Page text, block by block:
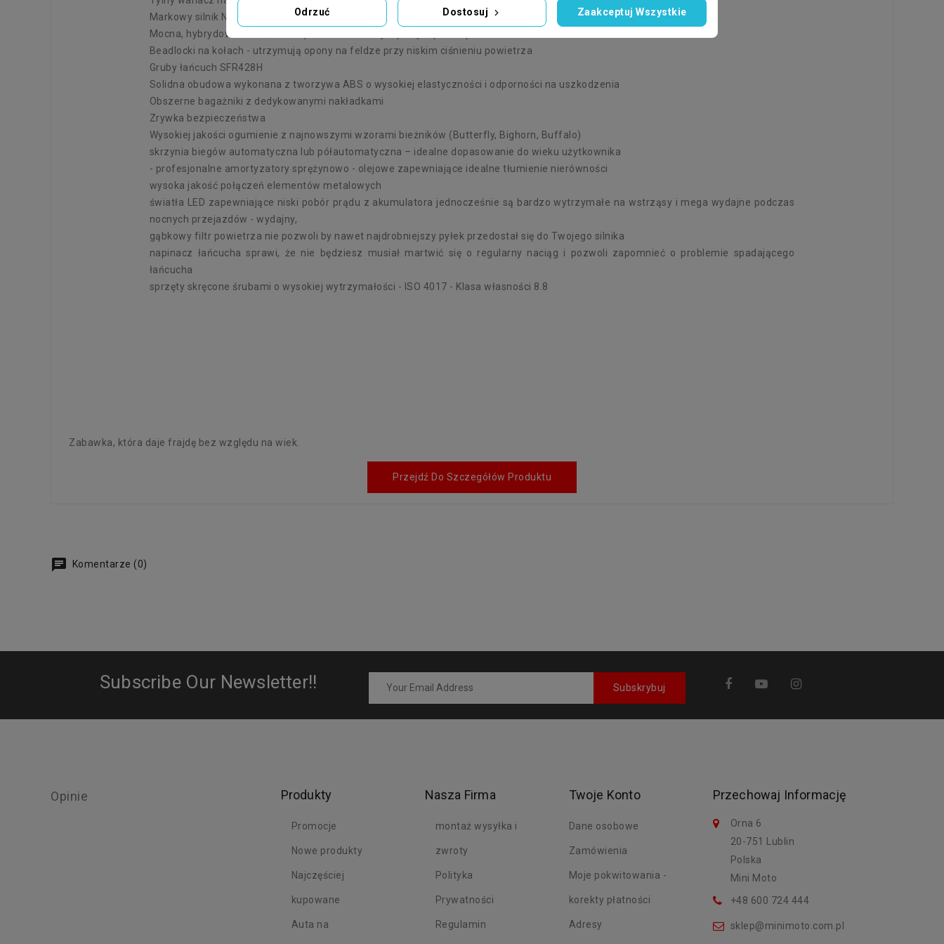
Markowy silnik NITRO-MOTORS 4T - rekonstrukcja silnika Honda CUB
Mocna, hybrydowa rama, która sprosta nawet największym przeciążeniom
Beadlocki na kołach - utrzymują opony na feldze przy niskim ciśnieniu powietrza
Gruby łańcuch SFR428H
Solidna obudowa wykonana z tworzywa ABS o wysokiej elastyczności i odporności na uszkodzenia
Obszerne bagażniki z dedykowanymi nakładkami
Zrywka bezpieczeństwa
Wysokiej jakości ogumienie z najnowszymi wzorami bieżników (Butterfly, Bighorn, Buffalo)
skrzynia biegów automatyczna lub półautomatyczna – idealne dopasowanie do wieku użytkownika
- profesjonalne amortyzatory sprężynowo - olejowe zapewniające idealne tłumienie nierówności
wysoka jakość połączeń elementów metalowych
światła LED zapewniające niski pobór prądu z akumulatora jednocześnie są bardzo wytrzymałe na wstrząsy i mega wydajne podczas
nocnych przejazdów - wydajny,
gąbkowy filtr powietrza nie pozwoli by nawet najdrobniejszy pyłek przedostał się do Twojego silnika
napinacz łańcucha sprawi, że nie będziesz musiał martwić się o regularny naciąg i pozwoli zapomnieć o problemie spadającego
łańcucha
sprzęty skręcone śrubami o wysokiej wytrzymałości - ISO 4017 - Klasa własności 8.8
Zabawka, która daje frajdę bez względu na wiek.
Przejdź Do Szczegółów Produktu
Komentarze (0)
Subscribe Our Newsletter!!
Opinie Produkty
Promocje
Nowe produkty
Najczęściej
kupowane
Auta na
Nasza Firma
montaż wysyłka i
zwroty
Polityka
Prywatności
Regulamin
Twoje Konto
Dane osobowe
Zamówienia
Moje pokwitowania -
korekty płatności
Adresy
Przechowaj Informację
Orna 6
20-751 Lublin
Polska
Mini Moto
+48 600 724 444
sklep@minimoto.com.pl
Odrzuć Dostosuj Zaakceptuj Wszystkie